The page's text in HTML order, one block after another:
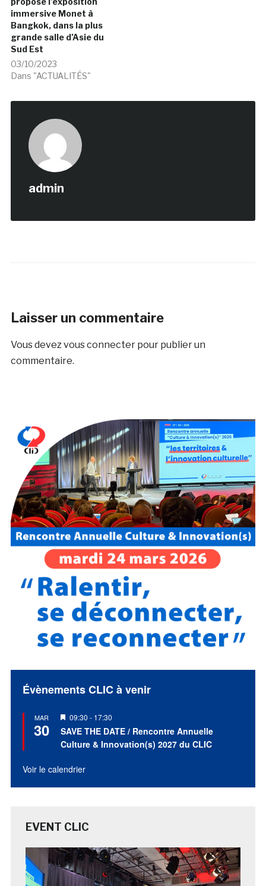
immersive Monet à
Bangkok, dans la plus
grande salle d’Asie du
Sud Est
03/10/2023
Dans "ACTUALITÉS"
admin
Laisser un commentaire
Vous devezvous connecterpour publier un
commentaire.
Évènements CLIC à venir
MAR
30
Mis
en
avant
09:30 - 17:30
SAVE THE DATE / Rencontre Annuelle
Culture & Innovation(s) 2027 du CLIC
Voir le calendrier
EVENT CLIC